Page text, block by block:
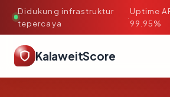
Didukung infrastruktur
tepercaya
·
Uptime
99.95%
KalaweitScore